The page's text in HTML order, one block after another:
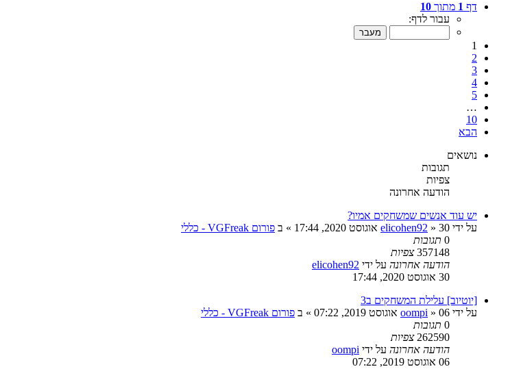
דף 1 מתוך 10
עבור לדף:
1
2
3
4
5
…
10
הבא
נושאים
תגובות
צפיות
הודעה אחרונה
יש עוד אנשים שמשחקים אמיו?
על ידי
elicohen92 » 30 אוגוסט 2020, 17:44 » ב פורום VGFreak - כללי
0 תגובות
357148 צפיות
הודעה אחרונה על ידי elicohen92
30 אוגוסט 2020, 17:44
[יוטיוב] עלילת המשחקים ב3
על ידי
oompi » 06 אוגוסט 2019, 07:22 » ב פורום VGFreak - כללי
0 תגובות
262590 צפיות
הודעה אחרונה על ידי oompi
06 אוגוסט 2019, 07:22